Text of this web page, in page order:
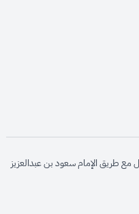
opens in new
مع طريق الإمام سعود بن عبدالعزيز